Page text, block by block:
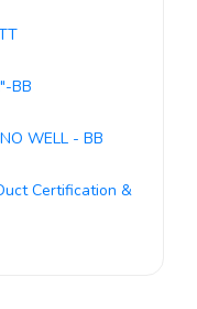
BB
WELL - BB
Certification &